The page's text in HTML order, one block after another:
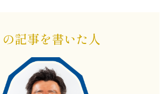
の記事を書いた人